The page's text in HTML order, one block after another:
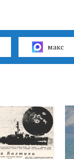
макс